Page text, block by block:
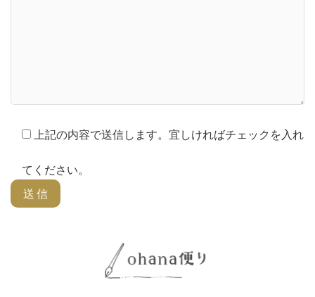
上記の内容で送信します。宜しければチェックを入れ
てください。